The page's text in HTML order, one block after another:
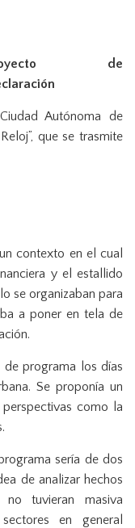
de
Autónoma de
que se trasmite
contexto en el cual
y el estallido
se organizaban para
a poner en tela de
programa los días
Se proponía un
como la
sería de dos
de analizar hechos
tuvieran masiva
en general